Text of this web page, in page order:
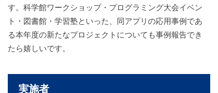
す。科学館ワークショップ・プログラミング大会イベン
ト・図書館・学習塾といった、同アプリの応用事例であ
る本年度の新たなプロジェクトについても事例報告でき
たら嬉しいです。
実施者